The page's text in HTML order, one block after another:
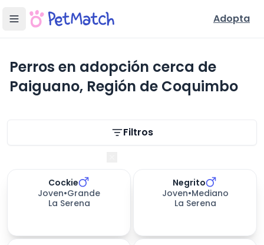
Adopta
Perros en adopción cerca de
Paiguano, Región de Coquimbo
Filtros
días esperando
Cockie
Joven•Grande
La Serena
Negrito
Joven•Mediano
La Serena